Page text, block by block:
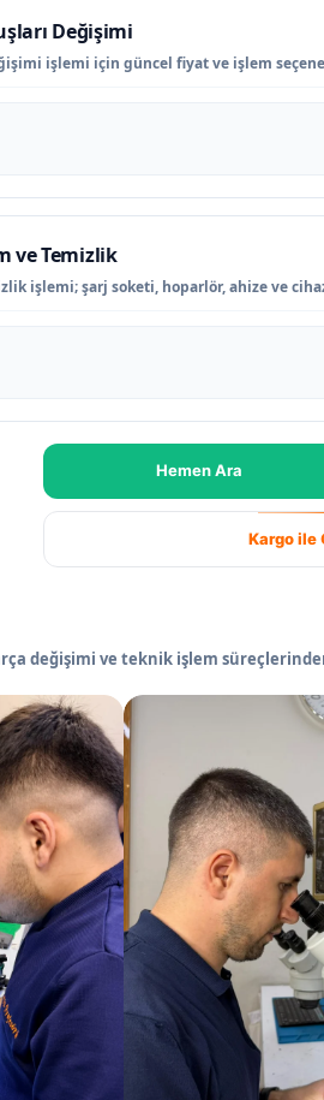
Değişimi
işlemi için güncel fiyat ve işlem
ve Temizlik
işlemi; şarj soketi, hoparlör, ahize ve
Hemen Ara
Kargo ile
değişimi ve teknik işlem